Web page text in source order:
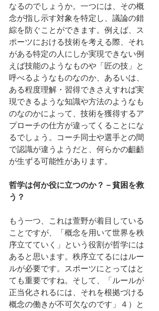
なるのでしょうか。一つには、その概
念が指し示す対象を特定し、議論の錯
綜を防ぐことができます。例えば、ス
ポーツにおける技術を考える際、それ
がある特定の人にしか実現できない例
えば技能のようなものや「匠の技」と
呼べるようなものなのか、あるいは、
ある程度理解・習得できさえすれば実
現できるような知識や方法のようなも
のなのかによって、技術を獲得するア
プローチの仕方が違ってくることにな
るでしょう。コーチ同士や選手との間
で認識が違うようだと、何らかの齟齬
が生ずる可能性があります。
哲学は何か役に立つのか？－貧困を救
う？
もう一つ、これは萱野が着目している
ことですが、「概念を用いて世界を秩
序立てていく」という役割が哲学には
あると思います。秩序立てるにはルー
ルが必要です。スポーツにとってはと
ても重要ですね。そして、「ルールが
正当化されるには、それを根拠づける
概念の働きが不可欠なのです」４）と